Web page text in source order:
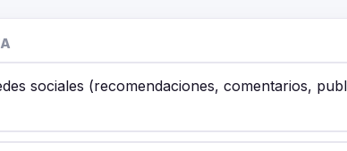
sociales (recomendaciones, comentarios,